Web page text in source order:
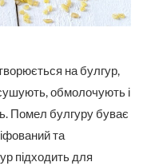
на булгур,
обмолочують і
Помел булгуру буває
та
підходить для